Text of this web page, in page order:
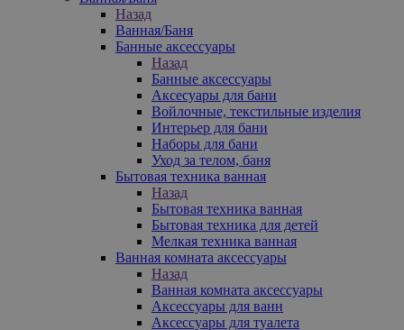
Назад
Ванная/Баня
Банные аксессуары
Назад
Банные аксессуары
Аксесуары для бани
Войлочные, текстильные изделия
Интерьер для бани
Наборы для бани
Уход за телом, баня
Бытовая техника ванная
Назад
Бытовая техника ванная
Бытовая техника для детей
Мелкая техника ванная
Ванная комната аксессуары
Назад
Ванная комната аксессуары
Аксессуары для ванн
Аксессуары для туалета